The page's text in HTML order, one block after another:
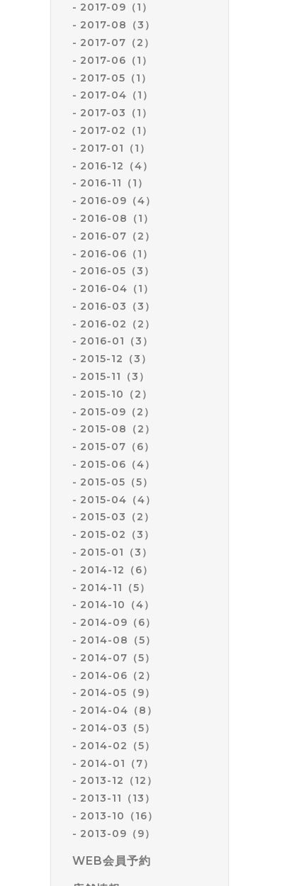
2017-09（1）
2017-08（3）
2017-07（2）
2017-06（1）
2017-05（1）
2017-04（1）
2017-03（1）
2017-02（1）
2017-01（1）
2016-12（4）
2016-11（1）
2016-09（4）
2016-08（1）
2016-07（2）
2016-06（1）
2016-05（3）
2016-04（1）
2016-03（3）
2016-02（2）
2016-01（3）
2015-12（3）
2015-11（3）
2015-10（2）
2015-09（2）
2015-08（2）
2015-07（6）
2015-06（4）
2015-05（5）
2015-04（4）
2015-03（2）
2015-02（3）
2015-01（3）
2014-12（6）
2014-11（5）
2014-10（4）
2014-09（6）
2014-08（5）
2014-07（5）
2014-06（2）
2014-05（9）
2014-04（8）
2014-03（5）
2014-02（5）
2014-01（7）
2013-12（12）
2013-11（13）
2013-10（16）
2013-09（9）
WEB会員予約